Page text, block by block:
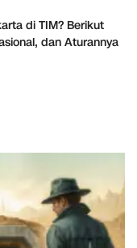
di TIM? Berikut
dan Aturannya